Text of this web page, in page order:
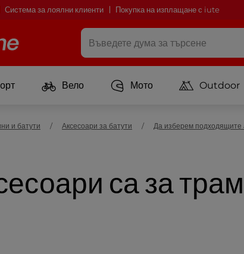
Система за лоялни клиенти Покупка на изплащане с iute
Вело Мото Outdoor
са за
и батути Аксесоари за батути Да изберем подходящите